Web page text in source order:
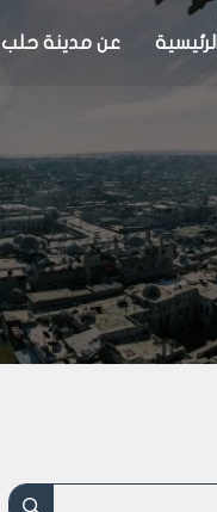
الرئيسية عن مدينة حلب